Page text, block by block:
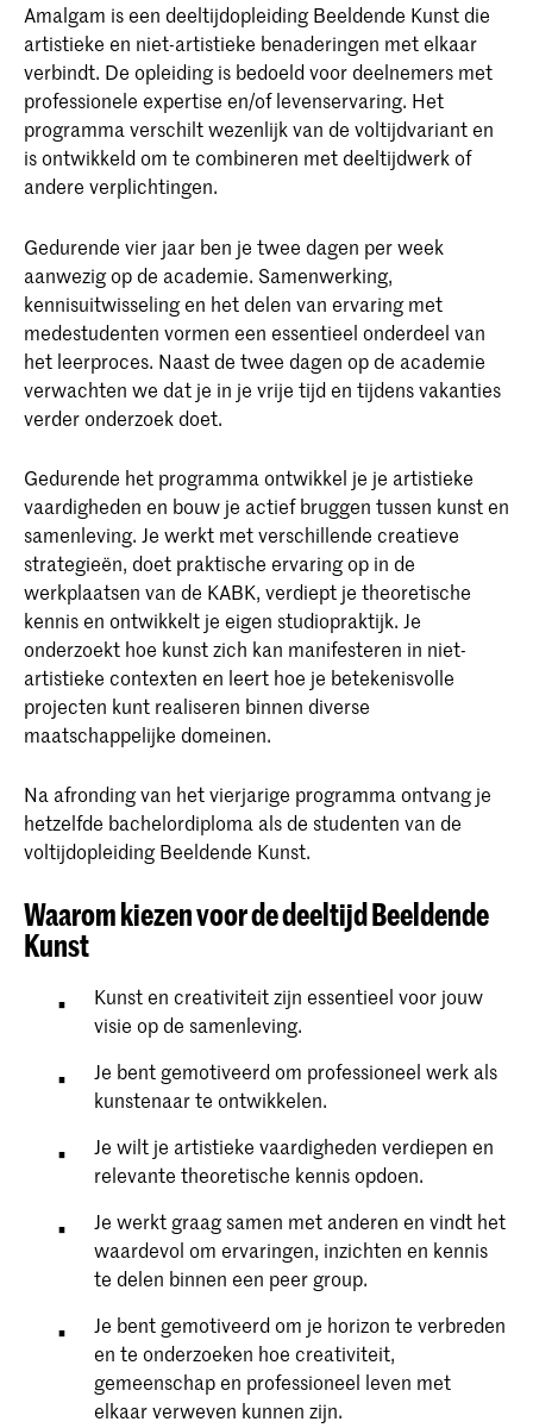
Amalgam is een deeltijdopleiding Beeldende Kunst die
artistieke en niet-artistieke benaderingen met elkaar
verbindt. De opleiding is bedoeld voor deelnemers met
professionele expertise en/of levenservaring. Het
programma verschilt wezenlijk van de voltijdvariant en
is ontwikkeld om te combineren met deeltijdwerk of
andere verplichtingen.
Gedurende vier jaar ben je twee dagen per week
aanwezig op de academie. Samenwerking,
kennisuitwisseling en het delen van ervaring met
medestudenten vormen een essentieel onderdeel van
het leerproces. Naast de twee dagen op de academie
verwachten we dat je in je vrije tijd en tijdens vakanties
verder onderzoek doet.
Gedurende het programma ontwikkel je je artistieke
vaardigheden en bouw je actief bruggen tussen kunst en
samenleving. Je werkt met verschillende creatieve
strategieën, doet praktische ervaring op in de
werkplaatsen van de KABK, verdiept je theoretische
kennis en ontwikkelt je eigen studiopraktijk. Je
onderzoekt hoe kunst zich kan manifesteren in niet-
artistieke contexten en leert hoe je betekenisvolle
projecten kunt realiseren binnen diverse
maatschappelijke domeinen.
Na afronding van het vierjarige programma ontvang je
hetzelfde bachelordiploma als de studenten van de
voltijdopleiding Beeldende Kunst.
Waarom kiezen voor de deeltijd Beeldende
Kunst
Kunst en creativiteit zijn essentieel voor jouw
visie op de samenleving.
Je bent gemotiveerd om professioneel werk als
kunstenaar te ontwikkelen.
Je wilt je artistieke vaardigheden verdiepen en
relevante theoretische kennis opdoen.
Je werkt graag samen met anderen en vindt het
waardevol om ervaringen, inzichten en kennis
te delen binnen een peer group.
Je bent gemotiveerd om je horizon te verbreden
en te onderzoeken hoe creativiteit,
gemeenschap en professioneel leven met
elkaar verweven kunnen zijn.